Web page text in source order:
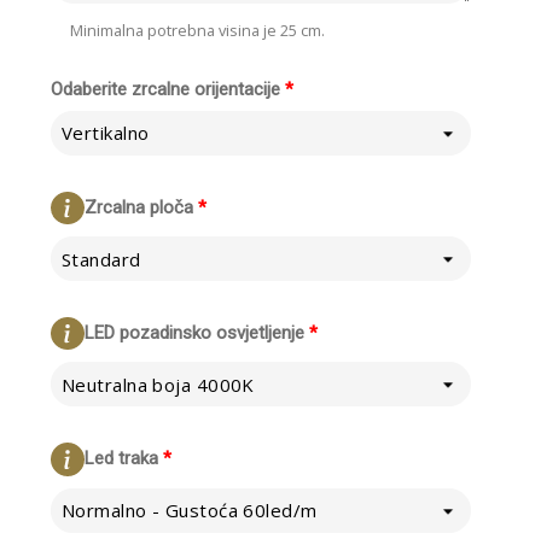
Minimalna potrebna visina je 25 cm.
*
Odaberite zrcalne orijentacije
Vertikalno
*
Zrcalna ploča
Standard
*
LED pozadinsko osvjetljenje
Neutralna boja 4000K
*
Led traka
Normalno - Gustoća 60led/m